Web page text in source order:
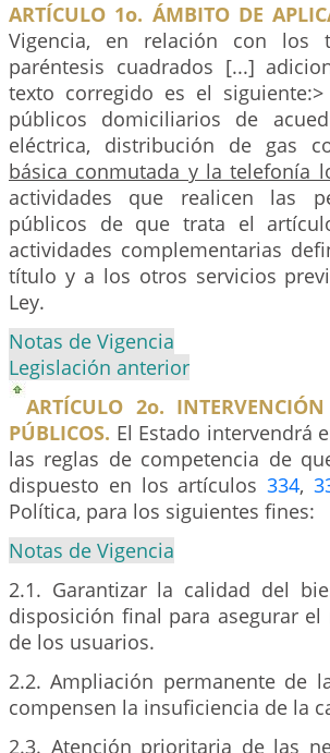
ARTÍCULO 1o. ÁMBITO DE
Vigencia, en relación con los
paréntesis cuadrados [...]
texto corregido es el
públicos domiciliarios de
eléctrica, distribución de gas
básica conmutada y la telefonía
actividades que realicen las
públicos de que trata el
actividades complementarias
título y a los otros servicios
Ley.
Notas de Vigencia
Legislación anterior
ARTÍCULO 2o.
PÚBLICOS. El Estado intervendrá
las reglas de competencia de
dispuesto en los artículos 334,
Política, para los siguientes fines:
Notas de Vigencia
2.1. Garantizar la calidad del
disposición final para asegurar
de los usuarios.
2.2. Ampliación permanente de
compensen la insuficiencia de la
2.3. Atención prioritaria de las